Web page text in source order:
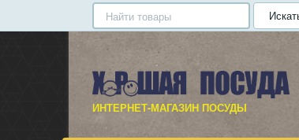
ИНТЕРНЕТ-МАГАЗИН ПОСУДЫ